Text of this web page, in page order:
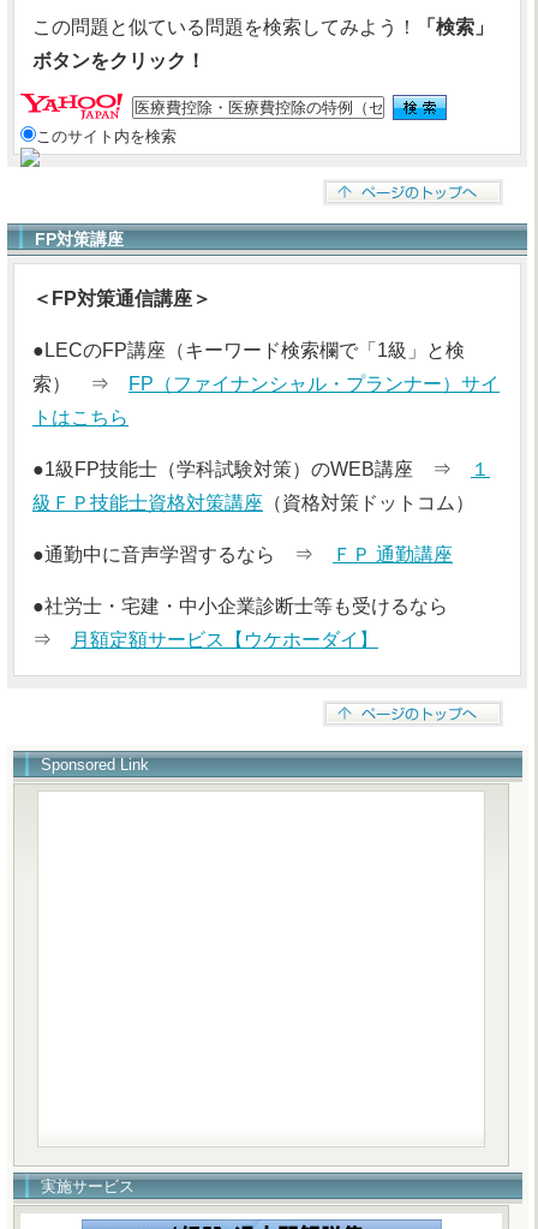
この問題と似ている問題を検索してみよう！
「検索」
ボタンをクリック！
このサイト内を検索
FP対策講座
＜FP対策通信講座＞
●LECのFP講座（キーワード検索欄で「1級」と検
索） ⇒
FP（ファイナンシャル・プランナー）サイ
トはこちら
●1級FP技能士（学科試験対策）のWEB講座 ⇒
１
級ＦＰ技能士資格対策講座 （資格対策ドットコム）
●通勤中に音声学習するなら ⇒ ＦＰ 通勤講座
●社労士・宅建・中小企業診断士等も受けるなら
⇒
月額定額サービス【ウケホーダイ】
Sponsored Link
実施サービス